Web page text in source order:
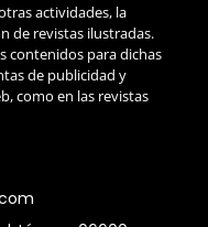
actividades, la
de revistas ilustradas.
contenidos para dichas
de publicidad y
como en las revistas